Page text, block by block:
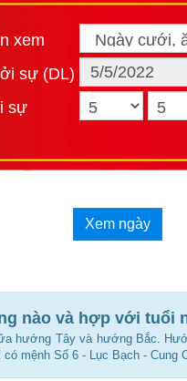
xem
sự (DL)
sự
Xem ngày
nào và hợp với tuổi
hướng Tây và hướng Bắc.
mệnh Số 6 - Lục Bạch - Cung